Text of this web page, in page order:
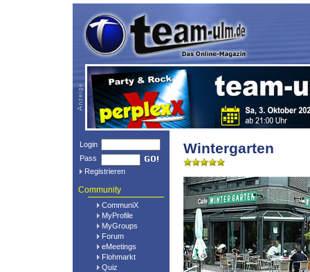
Login
Pass
Registrieren
Community
CommuniX
MyProfile
MyGroups
Forum
eMeetings
Flohmarkt
Quiz
Wintergarten